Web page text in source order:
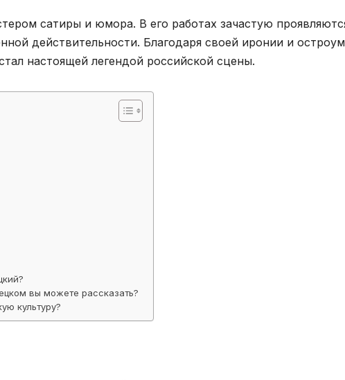
сатиры и юмора. В его работах зачастую
действительности. Благодаря своей иронии и
настоящей легендой российской сцены.
вы можете рассказать?
культуру?